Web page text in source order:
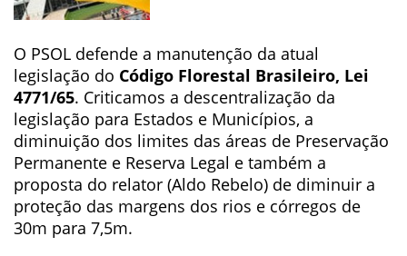
O PSOL defende a manutenção da atual
legislação do Código Florestal Brasileiro, Lei
4771/65. Criticamos a descentralização da
legislação para Estados e Municípios, a
diminuição dos limites das áreas de Preservação
Permanente e Reserva Legal e também a
proposta do relator (Aldo Rebelo) de diminuir a
proteção das margens dos rios e córregos de
30m para 7,5m.